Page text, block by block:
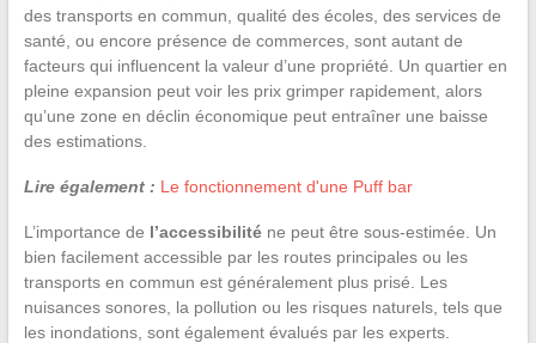
des transports en commun, qualité des écoles, des services de
santé, ou encore présence de commerces, sont autant de
facteurs qui influencent la valeur d’une propriété. Un quartier en
pleine expansion peut voir les prix grimper rapidement, alors
qu’une zone en déclin économique peut entraîner une baisse
des estimations.
Lire également : Le fonctionnement d'une Puff bar
L’importance de l’accessibiliténe peut être sous-estimée. Un
bien facilement accessible par les routes principales ou les
transports en commun est généralement plus prisé. Les
nuisances sonores, la pollution ou les risques naturels, tels que
les inondations, sont également évalués par les experts.